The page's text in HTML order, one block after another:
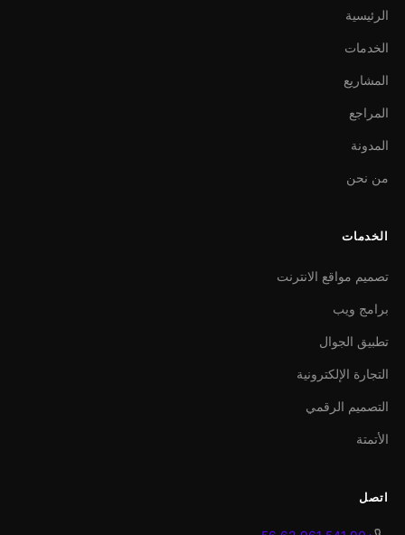
الرئيسية
الخدمات
المشاريع
المراجع
المدونة
من نحن
الخدمات
تصميم مواقع الانترنت
برامج ويب
تطبيق الجوال
التجارة الإلكترونية
التصميم الرقمي
الأتمتة
اتصل